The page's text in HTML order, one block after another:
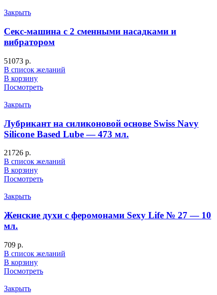
Закрыть
Секс-машина с 2 сменными насадками и
вибратором
51073 р.
В список желаний
В корзину
Посмотреть
Закрыть
Лубрикант на силиконовой основе Swiss Navy
Silicone Based Lube — 473 мл.
21726 р.
В список желаний
В корзину
Посмотреть
Закрыть
Женские духи с феромонами Sexy Life № 27 — 10
мл.
709 р.
В список желаний
В корзину
Посмотреть
Закрыть